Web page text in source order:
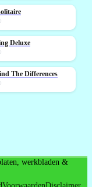
Deluxe
The Differences
werkbladen &